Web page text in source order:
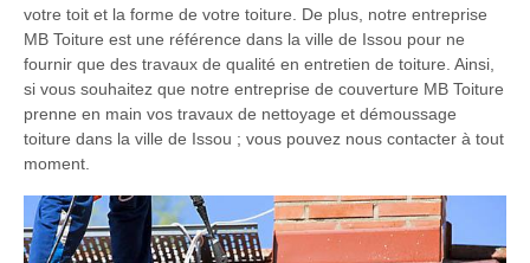
votre toit et la forme de votre toiture. De plus, notre entreprise
MB Toiture est une référence dans la ville de Issou pour ne
fournir que des travaux de qualité en entretien de toiture. Ainsi,
si vous souhaitez que notre entreprise de couverture MB Toiture
prenne en main vos travaux de nettoyage et démoussage
toiture dans la ville de Issou ; vous pouvez nous contacter à tout
moment.